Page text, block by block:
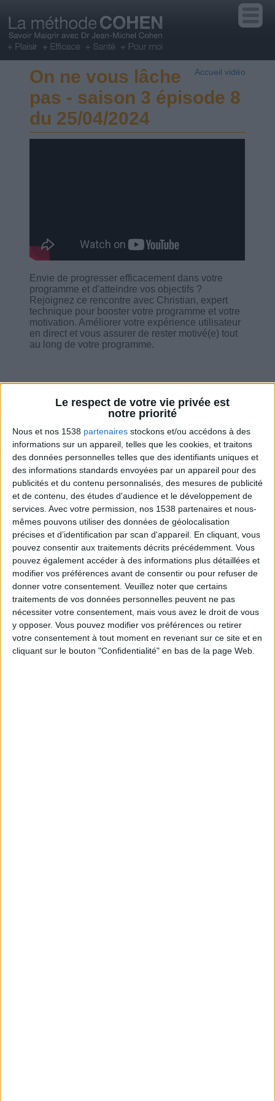
Le respect de votre vie privée est
notre priorité
Nous et nos 1538 partenaires stockons et/ou accédons à des
informations sur un appareil, telles que les cookies, et traitons
des données personnelles telles que des identifiants uniques et
des informations standards envoyées par un appareil pour des
publicités et du contenu personnalisés, des mesures de publicité
et de contenu, des études d'audience et le développement de
services. Avec votre permission, nos 1538 partenaires et nous-
mêmes pouvons utiliser des données de géolocalisation
précises et d’identification par scan d'appareil. En cliquant, vous
pouvez consentir aux traitements décrits précédemment. Vous
pouvez également accéder à des informations plus détaillées et
modifier vos préférences avant de consentir ou pour refuser de
donner votre consentement. Veuillez noter que certains
traitements de vos données personnelles peuvent ne pas
nécessiter votre consentement, mais vous avez le droit de vous
y opposer. Vous pouvez modifier vos préférences ou retirer
votre consentement à tout moment en revenant sur ce site et en
cliquant sur le bouton "Confidentialité" en bas de la page Web.
Accueil vidéo
On ne vous lâche
pas - saison 3 épisode 8
du 25/04/2024
Envie de progresser efficacement dans votre
programme et d'atteindre vos objectifs ?
Rejoignez ce rencontre avec Christian, expert
technique pour booster votre programme et votre
motivation. Améliorer votre expérience utilisateur
en direct et vous assurer de rester motivé(e) tout
au long de votre programme.
Combien de kilos souhaitez-vous perdre ?
Moins de
5 kilos
De 5 à 10
kilos
Plus de
10 kilos
Service-client & Motivation Voir tout
Les équipes du Service-client et de la
Communauté Savoir Maigrir vous aident
chaque semaine à vous rapprocher
sereinement de votre objectif minceur.
Votre bilan minceur (env. 2
min)